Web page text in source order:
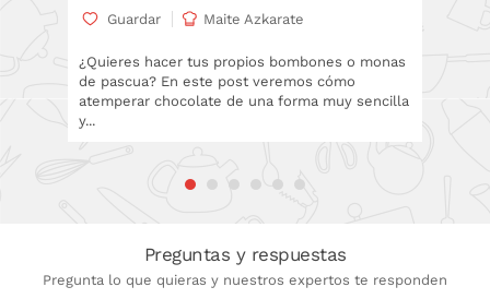
Guardar Maite Azkarate
¿Quieres hacer tus propios bombones o monas
de pascua? En este post veremos cómo
atemperar chocolate de una forma muy sencilla
y...
Preguntas y respuestas
Pregunta lo que quieras y nuestros expertos te responden